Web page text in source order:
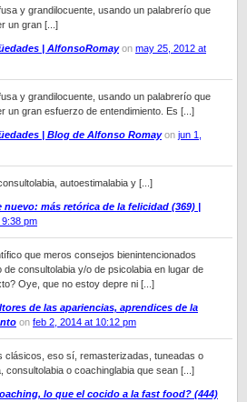
y grandilocuente, usando un palabrerío que
un gran [...]
| AlfonsoRomayon may 25, 2012 at
y grandilocuente, usando un palabrerío que
un gran esfuerzo de entendimiento. Es [...]
| Blog de Alfonso Romayon jun 1,
autoestimalabia y [...]
nuevo: más retórica de la felicidad (369) |
pm
que meros consejos bienintencionados
consultolabia y/o de psicolabia en lugar de
Oye, que no estoy depre ni [...]
de las apariencias, aprendices de la
on feb 2, 2014 at 10:12 pm
clásicos, eso sí, remasterizadas, tuneadas o
consultolabia o coachinglabia que sean [...]
lo que el cocido a la fast food? (444)